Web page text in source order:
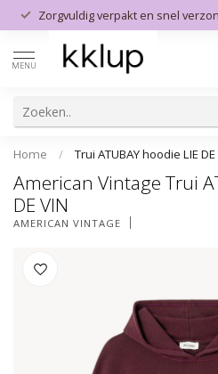
Zorgvuldig verpakt en snel
MENU
Home / Trui ATUBAY hoodie LIE DE
American Vintage Trui
DE VIN
AMERICAN VINTAGE